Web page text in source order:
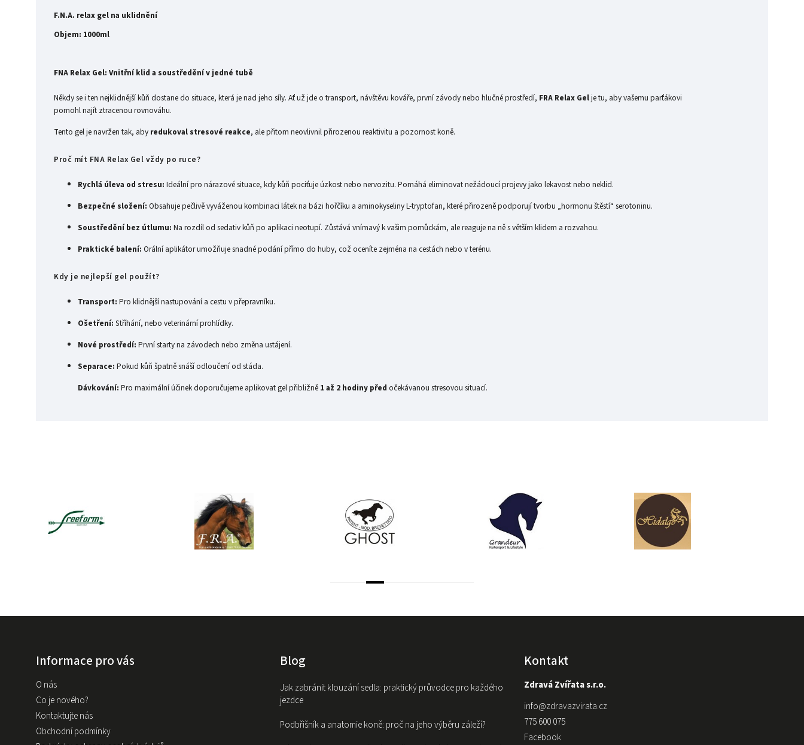
F.N.A. relax gel na uklidnění
Objem: 1000ml
FNA Relax Gel: Vnitřní klid a soustředění v jedné tubě
Někdy se i ten nejklidnější kůň dostane do situace, která je nad jeho síly. Ať už jde o transport, návštěvu kováře, první závody nebo hlučné prostředí, FRA Relax Gelje tu, aby vašemu parťákovi
pomohl najít ztracenou rovnováhu.
Tento gel je navržen tak, aby redukoval stresové reakce, ale přitom neovlivnil přirozenou reaktivitu a pozornost koně.
Proč mít FNA Relax Gel vždy po ruce?
Rychlá úleva od stresu: Ideální pro nárazové situace, kdy kůň pociťuje úzkost nebo nervozitu. Pomáhá eliminovat nežádoucí projevy jako lekavost nebo neklid.
Bezpečné složení: Obsahuje pečlivě vyváženou kombinaci látek na bázi hořčíku a aminokyseliny L-tryptofan, které přirozeně podporují tvorbu „hormonu štěstí“ serotoninu.
Soustředění bez útlumu: Na rozdíl od sedativ kůň po aplikaci neotupí. Zůstává vnímavý k vašim pomůckám, ale reaguje na ně s větším klidem a rozvahou.
Praktické balení: Orální aplikátor umožňuje snadné podání přímo do huby, což oceníte zejména na cestách nebo v terénu.
Kdy je nejlepší gel použít?
Transport: Pro klidnější nastupování a cestu v přepravníku.
Ošetření: Stříhání, nebo veterinární prohlídky.
Nové prostředí: První starty na závodech nebo změna ustájení.
Separace: Pokud kůň špatně snáší odloučení od stáda.
Dávkování: Pro maximální účinek doporučujeme aplikovat gel přibližně 1 až 2 hodiny před očekávanou stresovou situací.
Informace pro vás
O nás
Co je nového?
Kontaktujte nás
Obchodní podmínky
Blog
Jak zabránit klouzání sedla: praktický průvodce pro každého
jezdce
Podbřišník a anatomie koně: proč na jeho výběru záleží?
Kontakt
Zdravá Zvířata s.r.o.
info@zdravazvirata.cz
775 600 075
Facebook